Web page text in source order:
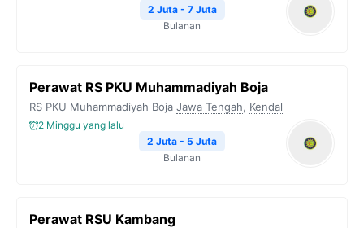
2 Juta - 7 Juta
Bulanan
Perawat RS PKU Muhammadiyah Boja
RS PKU Muhammadiyah Boja Jawa Tengah, Kendal
2 Minggu yang lalu
2 Juta - 5 Juta
Bulanan
Perawat RSU Kambang